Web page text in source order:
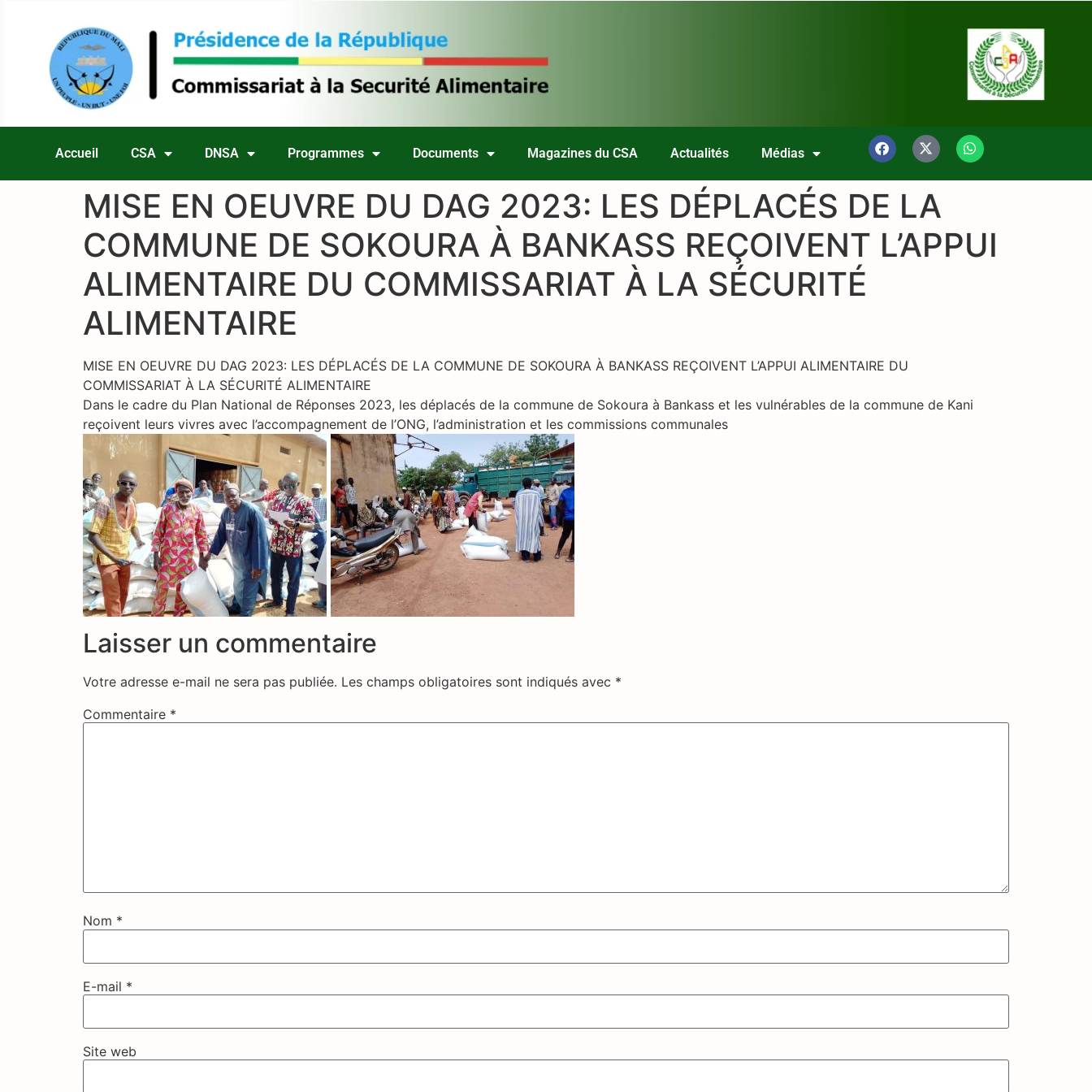
Accueil CSA DNSA Programmes Documents Magazines du CSA Actualités Médias
MISE EN OEUVRE DU DAG 2023: LES DÉPLACÉS DE LA
COMMUNE DE SOKOURA À BANKASS REÇOIVENT L’APPUI
ALIMENTAIRE DU COMMISSARIAT À LA SÉCURITÉ
ALIMENTAIRE
MISE EN OEUVRE DU DAG 2023: LES DÉPLACÉS DE LA COMMUNE DE SOKOURA À BANKASS REÇOIVENT L’APPUI ALIMENTAIRE DU
COMMISSARIAT À LA SÉCURITÉ ALIMENTAIRE
Dans le cadre du Plan National de Réponses 2023, les déplacés de la commune de Sokoura à Bankass et les vulnérables de la commune de Kani
reçoivent leurs vivres avec l’accompagnement de l’ONG, l’administration et les commissions communales
Laisser un commentaire
Votre adresse e-mail ne sera pas publiée. Les champs obligatoires sont indiqués avec *
Commentaire *
Nom *
E-mail *
Site web